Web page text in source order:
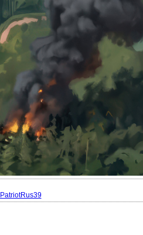
PatriotRus39